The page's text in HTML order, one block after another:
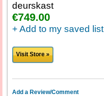
deurskast
€749.00
+ Add to my saved list
Visit Store »
Add a Review/Comment